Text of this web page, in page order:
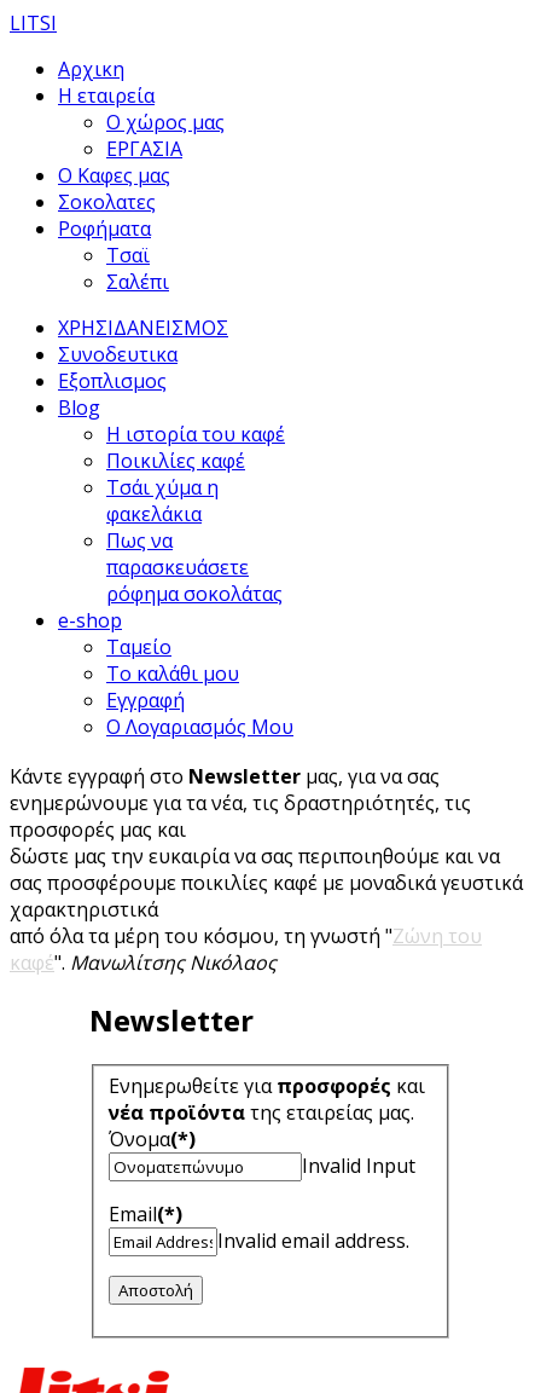
LITSI
Αρχικη
Η εταιρεία
Ο χώρος μας
ΕΡΓΑΣΙΑ
Ο Καφες μας
Σοκολατες
Ροφήματα
Τσαϊ
Σαλέπι
ΧΡΗΣΙΔΑΝΕΙΣΜΟΣ
Συνοδευτικα
Εξοπλισμος
Blog
Η ιστορία του καφέ
Ποικιλίες καφέ
Τσάι χύμα η
φακελάκια
Πως να
παρασκευάσετε
ρόφημα σοκολάτας
e-shop
Ταμείο
Το καλάθι μου
Εγγραφή
Ο Λογαριασμός Μου
Κάντε εγγραφή στο Newsletter μας, για να σας
ενημερώνουμε για τα νέα, τις δραστηριότητές, τις
προσφορές μας και
δώστε μας την ευκαιρία να σας περιποιηθούμε και να
σας προσφέρουμε ποικιλίες καφέ με μοναδικά γευστικά
χαρακτηριστικά
από όλα τα μέρη του κόσμου, τη γνωστή "Ζώνη του
καφέ". Μανωλίτσης Νικόλαος
Newsletter
Ενημερωθείτε γιαπροσφορές και
νέα προϊόντατης εταιρείας μας.
Όνομα(*)
Invalid Input
Email(*)
Invalid email address.
Αποστολή